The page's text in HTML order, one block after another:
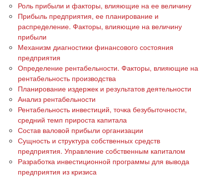
Роль прибыли и факторы, влияющие на ее величину
Прибыль предприятия, ее планирование и
распределение. Факторы, влияющие на величину
прибыли
Механизм диагностики финансового состояния
предприятия
Определение рентабельности. Факторы, влияющие на
рентабельность производства
Планирование издержек и результатов деятельности
Анализ рентабельности
Рентабельность инвестиций, точка безубыточности,
средний темп прироста капитала
Состав валовой прибыли организации
Сущность и структура собственных средств
предприятия. Управление собственным капиталом
Разработка инвестиционной программы для вывода
предприятия из кризиса